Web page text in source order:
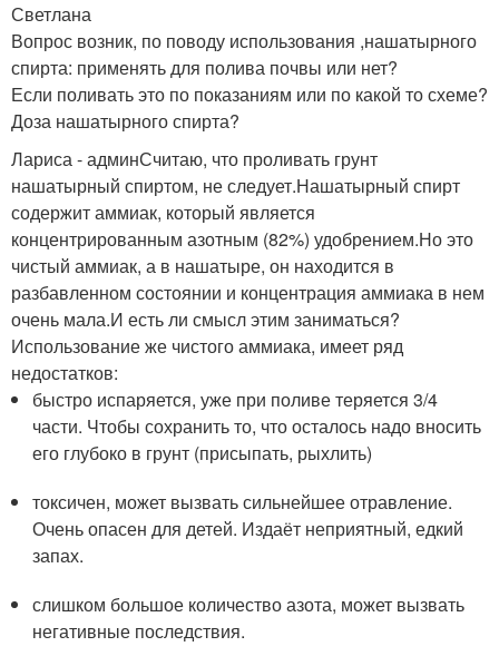
Светлана
Вопрос возник, по поводу использования ,нашатырного
спирта: применять для полива почвы или нет?
Если поливать это по показаниям или по какой то схеме?
Доза нашатырного спирта?
Лариса - админСчитаю, что проливать грунт
нашатырный спиртом, не следует.Нашатырный спирт
содержит аммиак, который является
концентрированным азотным (82%) удобрением.Но это
чистый аммиак, а в нашатыре, он находится в
разбавленном состоянии и концентрация аммиака в нем
очень мала.И есть ли смысл этим заниматься?
Использование же чистого аммиака, имеет ряд
недостатков:
быстро испаряется, уже при поливе теряется 3/4
части. Чтобы сохранить то, что осталось надо вносить
его глубоко в грунт (присыпать, рыхлить)
токсичен, может вызвать сильнейшее отравление.
Очень опасен для детей. Издаёт неприятный, едкий
запах.
слишком большое количество азота, может вызвать
негативные последствия.